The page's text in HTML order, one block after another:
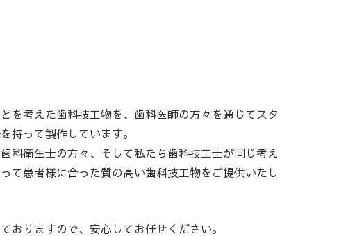
を考えた歯科技工物を、歯科医師の方々を通じてスタ
持って製作しています。
科衛生士の方々、そして私たち歯科技工士が同じ考え
て患者様に合った質の高い歯科技工物をご提供いたし
おりますので、安心してお任せください。